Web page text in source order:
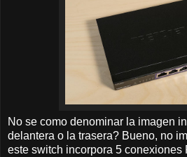
No se como denominar la imagen
delantera o la trasera? Bueno, no
este switch incorpora 5 conexiones